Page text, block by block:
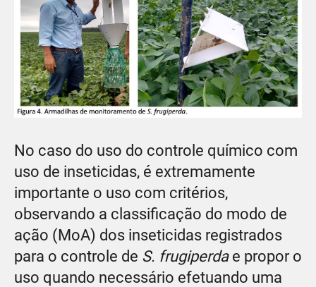
No caso do uso do controle químico com
uso de inseticidas, é extremamente
importante o uso com critérios,
observando a classificação do modo de
ação (MoA) dos inseticidas registrados
para o controle de S. frugiperdae propor o
uso quando necessário efetuando uma